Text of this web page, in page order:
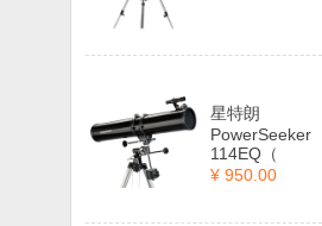
星特朗
PowerSeeker
114EQ（
¥ 950.00